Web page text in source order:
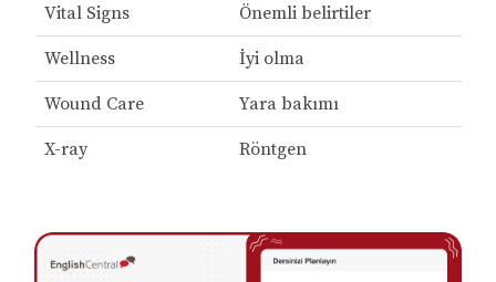
Vital Signs Önemli belirtiler
Wellness İyi olma
Wound Care Yara bakımı
X-ray Röntgen